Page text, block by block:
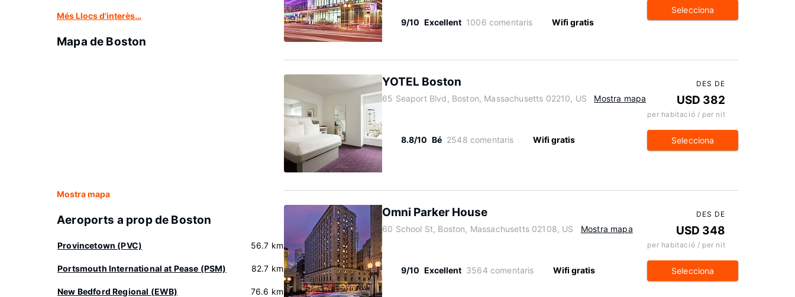
Més Llocs d'interès…
Mapa de Boston
Mostra mapa
Aeroports a prop de Boston
Provincetown (PVC) 56.7 km
Portsmouth International at Pease (PSM) 82.7 km
New Bedford Regional (EWB) 76.6 km
9/10 Excellent 1006 comentaris Wifi gratis
Selecciona
YOTEL Boston
65 Seaport Blvd, Boston, Massachusetts 02210, US Mostra mapa
8.8/10 Bé 2548 comentaris Wifi gratis
DES DE
USD 382
per habitació / per nit
Selecciona
Omni Parker House
60 School St, Boston, Massachusetts 02108, US Mostra mapa
9/10 Excellent 3564 comentaris Wifi gratis
DES DE
USD 348
per habitació / per nit
Selecciona